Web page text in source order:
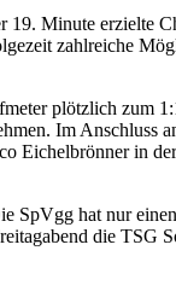
19. Minute erzielte
zahlreiche
plötzlich zum
Im Anschluss
Eichelbrönner in
SpVgg hat nur
die TSG